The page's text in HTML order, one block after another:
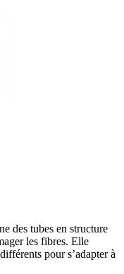
des tubes en structure
les fibres. Elle
pour s’adapter à